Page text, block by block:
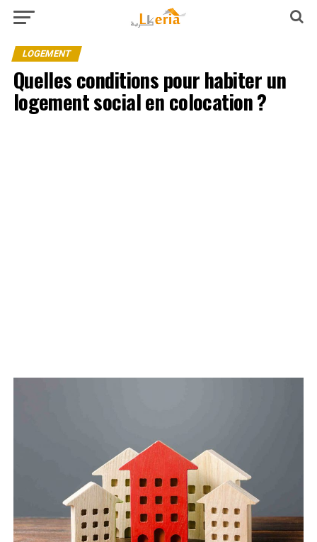
LOGEMENT
Quelles conditions pour habiter un
logement social en colocation ?